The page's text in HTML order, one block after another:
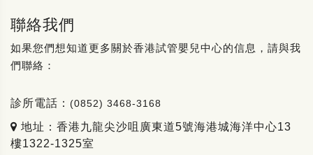
聯絡我們
如果您們想知道更多關於香港試管嬰兒中心的信息，請與我
們聯絡：
診所電話： (0852) 3468-3168
地址：香港九龍尖沙咀廣東道5號海港城海洋中心13
樓1322-1325室